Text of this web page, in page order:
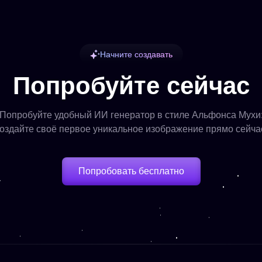
Начните создавать
Попробуйте сейчас
удобный ИИ генератор в стиле Альфонса
своё первое уникальное изображение прямо
Попробовать бесплатно